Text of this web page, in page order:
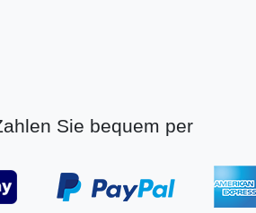
Sie bequem per